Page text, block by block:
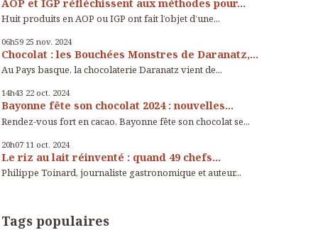
Huit produits en AOP ou IGP ont fait l’objet d’une...
06h59 25 nov. 2024
Chocolat : les Bouchées Monstres de Daranatz,...
Au Pays basque, la chocolaterie Daranatz vient de...
14h43 22 oct. 2024
Bayonne fête son chocolat 2024 : nouvelles...
Rendez-vous fort en cacao, Bayonne fête son chocolat se...
20h07 11 oct. 2024
Le riz au lait réinventé : quand 49 chefs...
Philippe Toinard, journaliste gastronomique et auteur...
Tags populaires